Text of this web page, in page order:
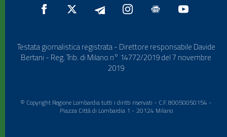
Testata giornalistica registrata - Direttore responsabile Davide
Bertani - Reg. Trib. di Milano n° 14772/2019 del 7 novembre
2019
© Copyright Regione Lombardia tutti i diritti riservati - C.F. 80050050154 -
Piazza Città di Lombardia 1 - 20124 Milano